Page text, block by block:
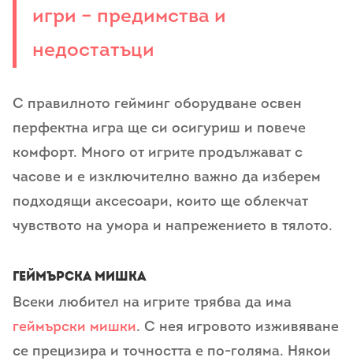
игри – предимства и
недостатъци
С правилното гейминг оборудване освен
перфектна игра ще си осигуриш и повече
комфорт. Много от игрите продължават с
часове и е изключително важно да изберем
подходящи аксесоари, които ще облекчат
чувството на умора и напрежението в тялото.
Геймърска мишка
Всеки любител на игрите трябва да има
геймърски мишки. С нея игровото изживяване
се прецизира и точността е по-голяма. Някои